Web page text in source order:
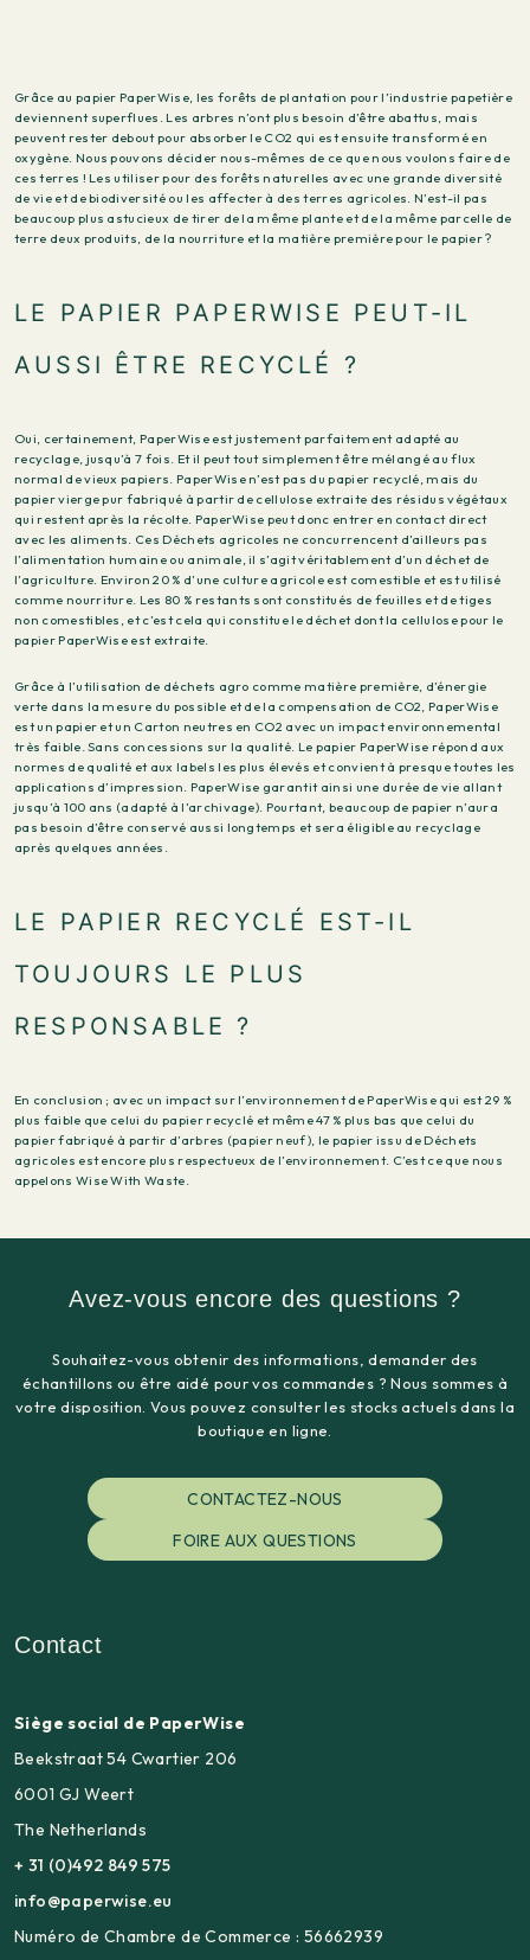
Grâce au papier PaperWise, les forêts de plantation pour l’industrie papetière
deviennent superflues. Les arbres n’ont plus besoin d’être abattus, mais
peuvent rester debout pour absorber le CO2 qui est ensuite transformé en
oxygène. Nous pouvons décider nous-mêmes de ce que nous voulons faire de
ces terres ! Les utiliser pour des forêts naturelles avec une grande diversité
de vie et de biodiversité ou les affecter à des terres agricoles. N’est-il pas
beaucoup plus astucieux de tirer de la même plante et de la même parcelle de
terre deux produits, de la nourriture et la matière première pour le papier ?
LE PAPIER PAPERWISE PEUT-IL
AUSSI ÊTRE RECYCLÉ ?
Oui, certainement, PaperWise est justement parfaitement adapté au
recyclage, jusqu’à 7 fois. Et il peut tout simplement être mélangé au flux
normal de vieux papiers. PaperWise n’est pas du papier recyclé, mais du
papier vierge pur fabriqué à partir de cellulose extraite des résidus végétaux
qui restent après la récolte. PaperWise peut donc entrer en contact direct
avec les aliments. Ces Déchets agricoles ne concurrencent d’ailleurs pas
l’alimentation humaine ou animale, il s’agit véritablement d’un déchet de
l’agriculture. Environ 20 % d’une culture agricole est comestible et est utilisé
comme nourriture. Les 80 % restants sont constitués de feuilles et de tiges
non comestibles, et c’est cela qui constitue le déchet dont la cellulose pour le
papier PaperWise est extraite.
Grâce à l’utilisation de déchets agro comme matière première, d’énergie
verte dans la mesure du possible et de la compensation de CO2, PaperWise
est un papier et un Carton neutres en CO2 avec un impact environnemental
très faible. Sans concessions sur la qualité. Le papier PaperWise répond aux
normes de qualité et aux labels les plus élevés et convient à presque toutes les
applications d’impression. PaperWise garantit ainsi une durée de vie allant
jusqu’à 100 ans (adapté à l’archivage). Pourtant, beaucoup de papier n’aura
pas besoin d’être conservé aussi longtemps et sera éligible au recyclage
après quelques années.
LE PAPIER RECYCLÉ EST-IL
TOUJOURS LE PLUS
RESPONSABLE ?
En conclusion ; avec un impact sur l’environnement de PaperWise qui est 29 %
plus faible que celui du papier recyclé et même 47 % plus bas que celui du
papier fabriqué à partir d’arbres (papier neuf), le papier issu de Déchets
agricoles est encore plus respectueux de l’environnement. C’est ce que nous
appelons Wise With Waste.
Avez-vous encore des questions ?
Souhaitez-vous obtenir des informations, demander des
échantillons ou être aidé pour vos commandes ? Nous sommes à
votre disposition. Vous pouvez consulter les stocks actuels dans la
boutique en ligne.
CONTACTEZ-NOUS
FOIRE AUX QUESTIONS
Contact
Siège social de PaperWise
Beekstraat 54 Cwartier 206
6001 GJ Weert
The Netherlands
+ 31 (0)492 849 575
info@paperwise.eu
Numéro de Chambre de Commerce : 56662939